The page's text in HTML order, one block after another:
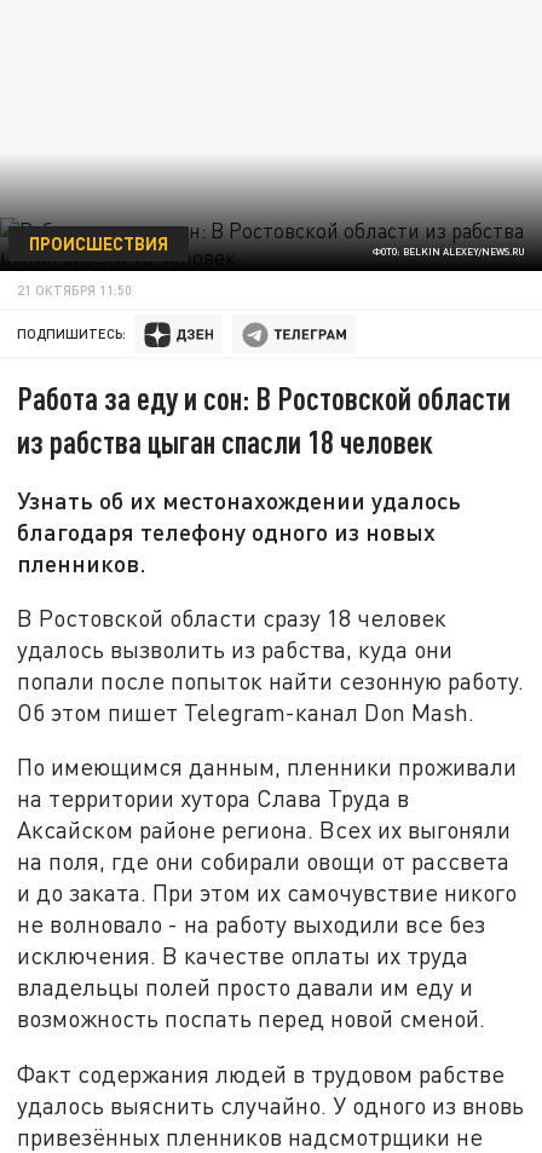
ФОТО: BELKIN ALEXEY/NEWS.RU
ПРОИСШЕСТВИЯ
21 ОКТЯБРЯ 11:50
ПОДПИШИТЕСЬ:
Работа за еду и сон: В Ростовской области
из рабства цыган спасли 18 человек
Узнать об их местонахождении удалось
благодаря телефону одного из новых
пленников.
В Ростовской области сразу 18 человек
удалось вызволить из рабства, куда они
попали после попыток найти сезонную работу.
Об этом пишет Telegram-канал Don Mash.
По имеющимся данным, пленники проживали
на территории хутора Слава Труда в
Аксайском районе региона. Всех их выгоняли
на поля, где они собирали овощи от рассвета
и до заката. При этом их самочувствие никого
не волновало - на работу выходили все без
исключения. В качестве оплаты их труда
владельцы полей просто давали им еду и
возможность поспать перед новой сменой.
Факт содержания людей в трудовом рабстве
удалось выяснить случайно. У одного из вновь
привезённых пленников надсмотрщики не